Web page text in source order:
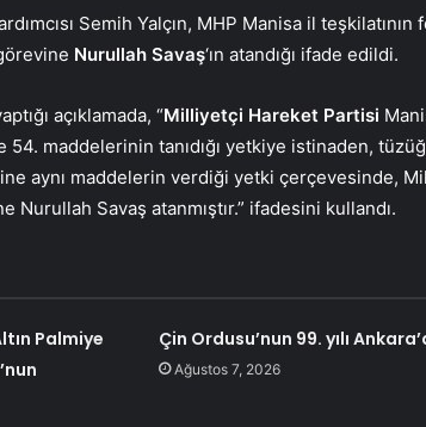
Semih Yalçın, MHP Manisa il
Nurullah Savaş‘ın atandığı ifade edildi.
açıklamada, “Milliyetçi Hareket Partisi
maddelerinin tanıdığı yetkiye istinaden,
aynı maddelerin verdiği yetki çerçevesinde,
Nurullah Savaş atanmıştır.” ifadesini kullandı.
Palmiye
Çin Ordusu’nun 99. yılı
Ağustos 7, 2026